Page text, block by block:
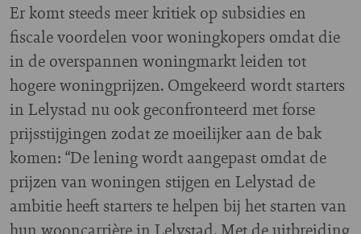
Er komt steeds meer kritiek op subsidies en
fiscale voordelen voor woningkopers omdat die
in de overspannen woningmarkt leiden tot
hogere woningprijzen. Omgekeerd wordt starters
in Lelystad nu ook geconfronteerd met forse
prijsstijgingen zodat ze moeilijker aan de bak
komen: “De lening wordt aangepast omdat de
prijzen van woningen stijgen en Lelystad de
ambitie heeft starters te helpen bij het starten van